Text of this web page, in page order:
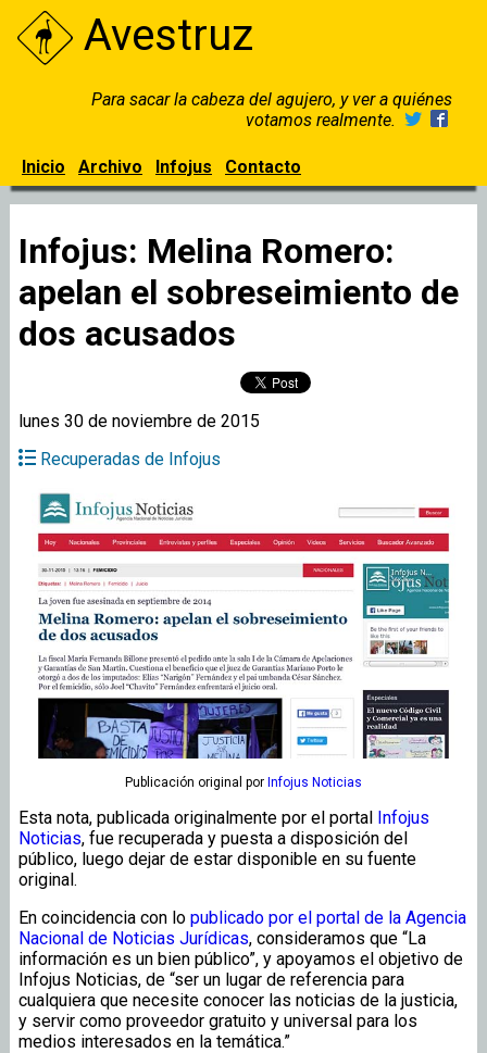
Avestruz
Para sacar la cabeza del agujero, y ver a quiénes
votamos realmente.
Inicio Archivo Infojus Contacto
Infojus: Melina Romero:
apelan el sobreseimiento de
dos acusados
lunes 30 de noviembre de 2015
Recuperadas de Infojus
Publicación original por Infojus Noticias
Esta nota, publicada originalmente por el portal Infojus
Noticias, fue recuperada y puesta a disposición del
público, luego dejar de estar disponible en su fuente
original.
En coincidencia con lo publicado por el portal de la Agencia
Nacional de Noticias Jurídicas, consideramos que “La
información es un bien público”, y apoyamos el objetivo de
Infojus Noticias, de “ser un lugar de referencia para
cualquiera que necesite conocer las noticias de la justicia,
y servir como proveedor gratuito y universal para los
medios interesados en la temática.”